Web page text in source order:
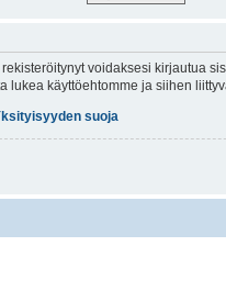
voidaksesi kirjautua
lukea käyttöehtomme ja siihen
suoja